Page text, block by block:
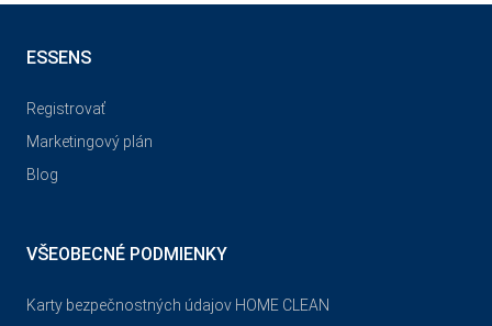
ESSENS
Registrovať
Marketingový plán
Blog
VŠEOBECNÉ PODMIENKY
Karty bezpečnostných údajov HOME CLEAN